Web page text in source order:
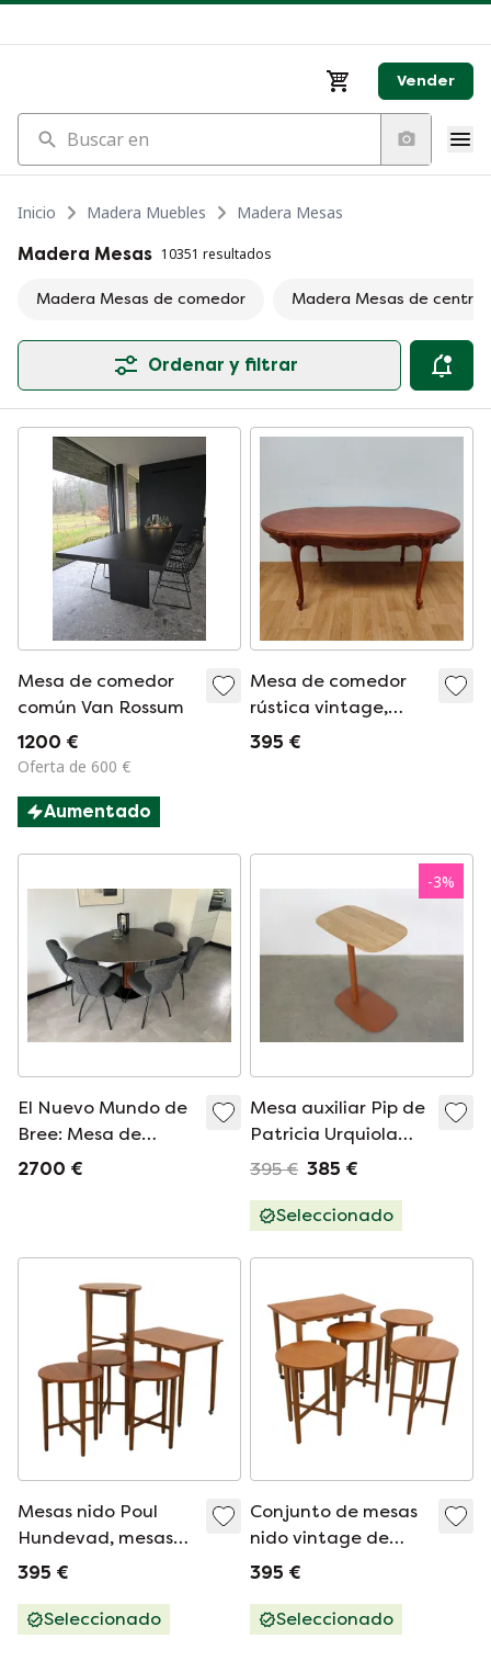
Vender
Buscar en
Inicio Madera Muebles
Madera Mesas
Madera Mesas 10351 resultados
Madera Mesas de comedor Madera Mesas de centro
Ordenar y filtrar
Mesa de comedor
común Van Rossum
1200 €
Oferta de 600 €
Aumentado
Mesa de comedor
rústica vintage,
mesa de comedor
395 €
El Nuevo Mundo de
Bree: Mesa de
comedor de acero
2700 €
-3%
Mesa auxiliar Pip de
Patricia Urquiola
para Haworth
395 € 385 €
Seleccionado
Mesas nido Poul
Hundevad, mesas
auxiliares vintage
395 €
Seleccionado
Conjunto de mesas
nido vintage de
Poul Hundevad
395 €
Seleccionado